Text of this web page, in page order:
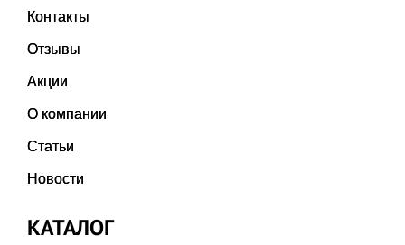
Контакты
Отзывы
Акции
О компании
Статьи
Новости
КАТАЛОГ